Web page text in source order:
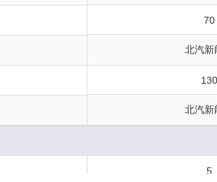
70
北汽新
130
北汽新
5